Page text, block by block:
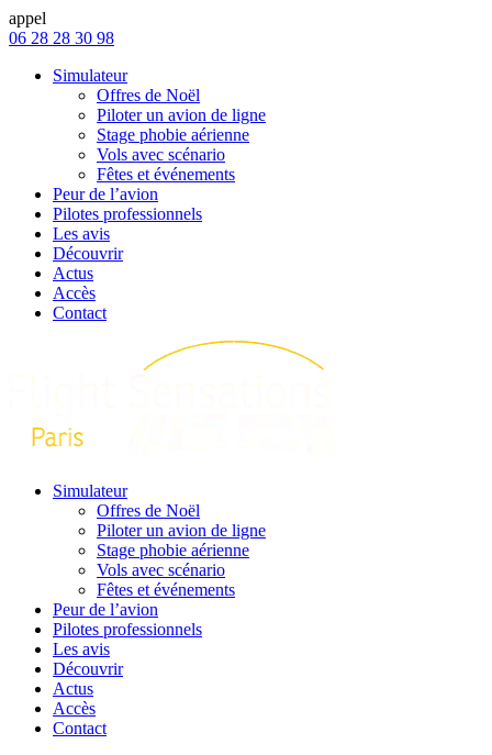
appel
06 28 28 30 98
Simulateur
Offres de Noël
Piloter un avion de ligne
Stage phobie aérienne
Vols avec scénario
Fêtes et événements
Peur de l’avion
Pilotes professionnels
Les avis
Découvrir
Actus
Accès
Contact
Simulateur
Offres de Noël
Piloter un avion de ligne
Stage phobie aérienne
Vols avec scénario
Fêtes et événements
Peur de l’avion
Pilotes professionnels
Les avis
Découvrir
Actus
Accès
Contact